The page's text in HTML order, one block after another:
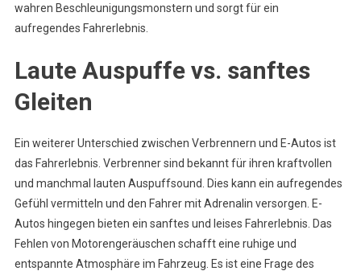
wahren Beschleunigungsmonstern und sorgt für ein
aufregendes Fahrerlebnis.
Laute Auspuffe vs. sanftes
Gleiten
Ein weiterer Unterschied zwischen Verbrennern und E-Autos ist
das Fahrerlebnis. Verbrenner sind bekannt für ihren kraftvollen
und manchmal lauten Auspuffsound. Dies kann ein aufregendes
Gefühl vermitteln und den Fahrer mit Adrenalin versorgen. E-
Autos hingegen bieten ein sanftes und leises Fahrerlebnis. Das
Fehlen von Motorengeräuschen schafft eine ruhige und
entspannte Atmosphäre im Fahrzeug. Es ist eine Frage des